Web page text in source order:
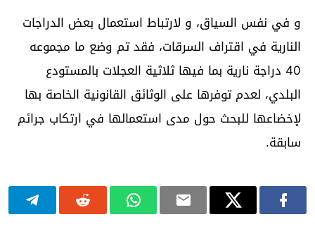
و في نفس السياق، و لارتباط استعمال بعض الدراجات
النارية في اقتراف السرقات، فقد تم وضع ما مجموعه
40 دراجة نارية بما فيها ثلاثية العجلات بالمستودع
البلدي، لعدم توفرها على الوثائق القانونية الخاصة بها
لإخضاعها للبحث حول مدى استعمالها في ارتكاب جرائم
سابقة.